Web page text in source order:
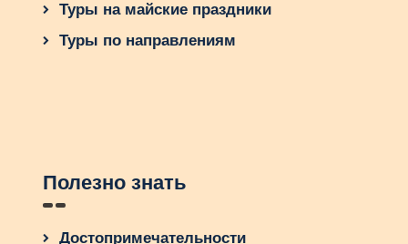
Туры на майские праздники
Туры по направлениям
Полезно знать
Достопримечательности